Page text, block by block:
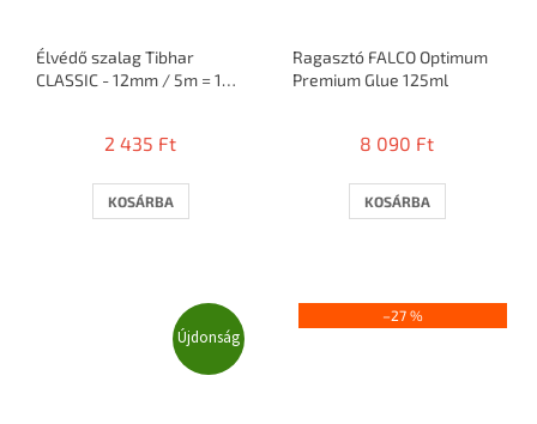
Élvédő szalag Tibhar
CLASSIC - 12mm / 5m = 10
2 435 Ft
KOSÁRBA
Ragasztó FALCO Optimum
Premium Glue 125ml
8 090 Ft
KOSÁRBA
Újdonság
–27 %